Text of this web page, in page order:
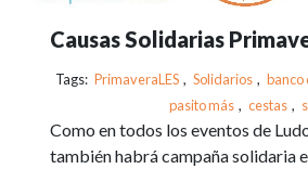
Causas Solidarias
Tags: PrimaveraLES , Solidarios , banco
pasito más , cestas ,
Como en todos los eventos de
también habrá campaña solidaria